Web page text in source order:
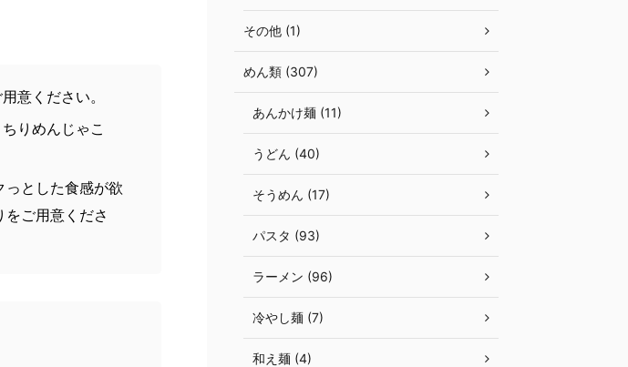
意ください。
りめんじゃこ
とした食感が欲
ご用意くださ
その他 (1)
めん類 (307)
あんかけ麺 (11)
うどん (40)
そうめん (17)
パスタ (93)
ラーメン (96)
冷やし麺 (7)
和え麺 (4)